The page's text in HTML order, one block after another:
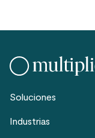
Soluciones
Industrias